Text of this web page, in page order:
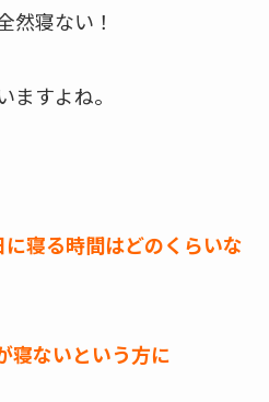
然寝ない！
ますよね。
寝る時間はどのくらいな
寝ないという方に